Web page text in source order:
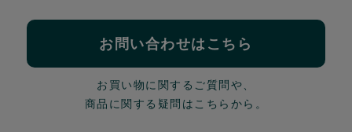
お問い合わせはこちら
お買い物に関するご質問や、
商品に関する疑問はこちらから。